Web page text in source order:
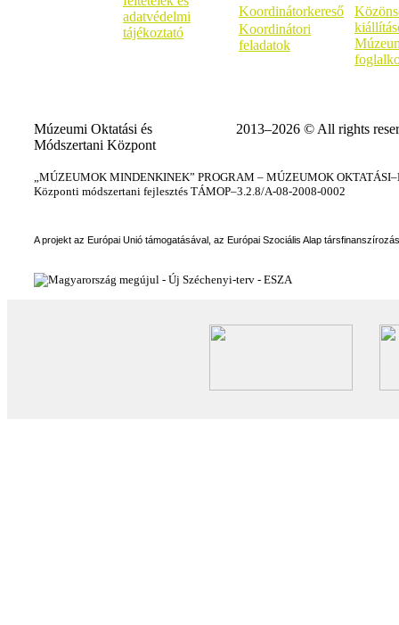
adatvédelmi
tájékoztató
Koordinátorkereső
Koordinátori
feladatok
Múzeumi Oktatási és
Módszertani Központ
2013–2026 © All rights
„MÚZEUMOK MINDENKINEK” PROGRAM – MÚZEUMOK
Központi módszertani fejlesztés TÁMOP–3.2.8/A-08-2008-0002
A projekt az Európai Unió támogatásával, az Európai Szociális Alap